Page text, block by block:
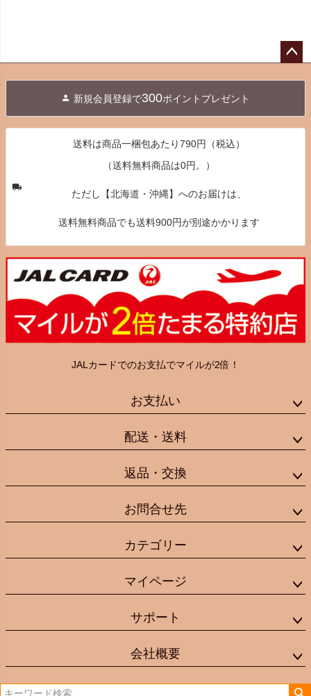
へ
新規会員登録で300ポイントプレゼント
送料は商品一梱包あたり790円（税込）
（送料無料商品は0円。）
ただし【北海道・沖縄】へのお届けは、
送料無料商品でも送料900円が別途かかります
JALカードでのお支払でマイルが2倍！
お支払い
配送・送料
返品・交換
お問合せ先
カテゴリー
マイページ
サポート
会社概要